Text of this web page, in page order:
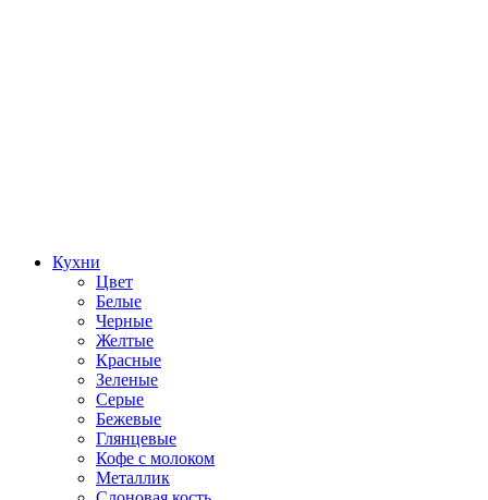
Кухни
Цвет
Белые
Черные
Желтые
Красные
Зеленые
Серые
Бежевые
Глянцевые
Кофе с молоком
Металлик